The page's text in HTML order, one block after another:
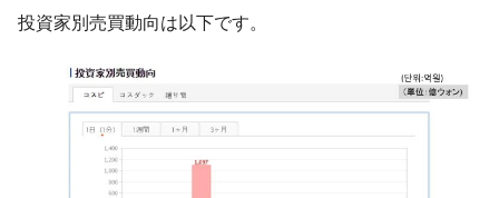
動」
『Money1』
中国だけが鉄鋼輸出を異常増加させる ⇒ 中
国の過剰生産が世界を蝕む。
『Money1』
韓国製造業「半導体絶好調」のウラで他業
種は全般的「不調」⇒ PSIが示す現況は決して良くない。
『Money1』
投資家別売買動向は以下です。